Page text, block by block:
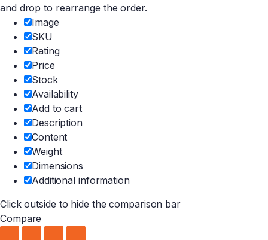
and drop to rearrange the order.
Image
SKU
Rating
Price
Stock
Availability
Add to cart
Description
Content
Weight
Dimensions
Additional information
Click outside to hide the comparison bar
Compare